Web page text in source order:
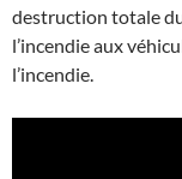
destruction totale
l’incendie aux
l’incendie.